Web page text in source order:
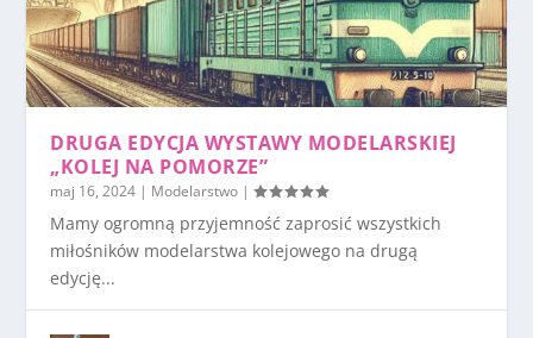
DRUGA EDYCJA WYSTAWY MODELARSKIEJ
„KOLEJ NA POMORZE”
maj 16, 2024 | Modelarstwo |
Mamy ogromną przyjemność zaprosić wszystkich
miłośników modelarstwa kolejowego na drugą
edycję...